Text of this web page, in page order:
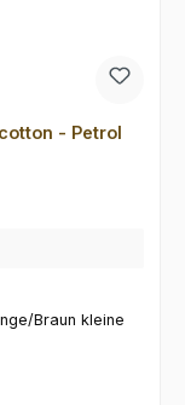
- Petrol